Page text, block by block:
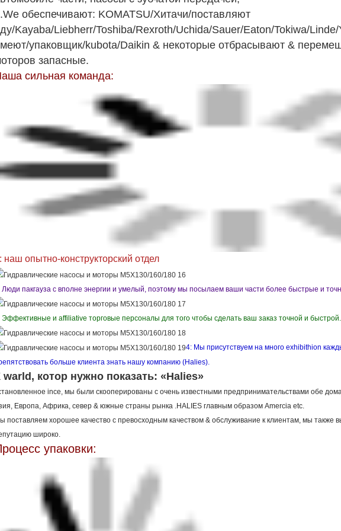
обеспечивают: KOMATSU/Хитачи/поставляют
Kayaba/Liebherr/Toshiba/Rexroth/Uchida/Sauer/Eaton/Tokiwa/
упаковщик/kubota/Daikin & некоторые отбрасывают &
запасные.
сильная команда:
наш опытно-конструкторский отдел
Люди пакгауза с вполне энергии и умелый, поэтому мы посылаем ваши части более быстрые и
Эффективные и affiliative торговые персоналы для того чтобы сделать ваш заказ точной и быстрой.
4: Мы присутствуем на много exhibithion
больше клиента знать нашу компанию (Halies).
warld, котор нужно показать: «Halies»
ince, мы были скооперированы с очень известными предпринимательствами обе
Европа, Африка, север & южные страны рынка .HALIES главным образом Amercia etc.
поставляем хорошее качество с превосходным качеством & обслуживание к клиентам, мы также
широко.
упаковки: